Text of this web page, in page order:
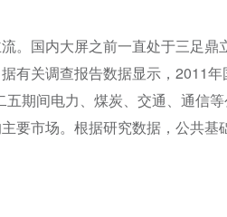
。国内大屏之前一直处于三足
有关调查报告数据显示，2011
期间电力、煤炭、交通、通信
要市场。根据研究数据，公共